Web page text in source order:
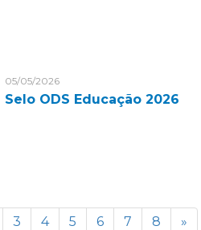
05/05/2026
Selo ODS Educação 2026
3 4 5 6 7 8 »